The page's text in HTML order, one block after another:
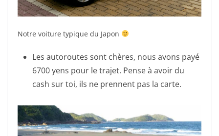
Notre voiture typique du Japon
Les autoroutes sont chères, nous avons payé
6700 yens pour le trajet. Pense à avoir du
cash sur toi, ils ne prennent pas la carte.